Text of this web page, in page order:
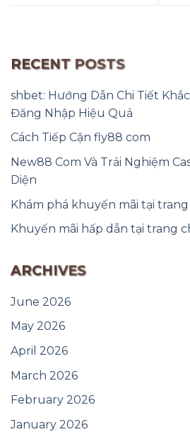
RECENT POSTS
shbet: Hướng Dẫn Chi Tiết
Đăng Nhập Hiệu Quả
Cách Tiếp Cận fly88 com
New88 Com Và Trải Nghiệm
Diện
Khám phá khuyến mãi tại trang
Khuyến mãi hấp dẫn tại trang
ARCHIVES
June 2026
May 2026
April 2026
March 2026
February 2026
January 2026